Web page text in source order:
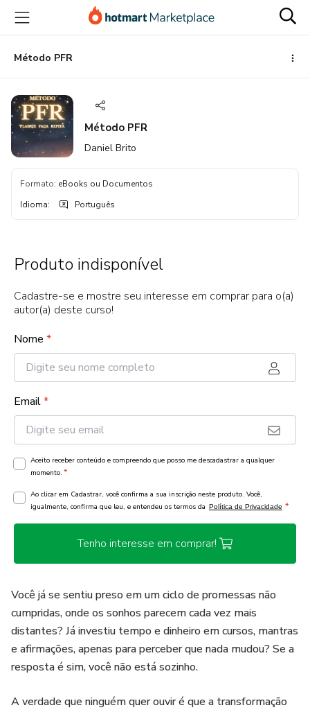
para
conteúdo
principal
para
pagamento
para
rodapéMétodo PFR
Método PFR
Daniel Brito
Formato: eBooks ou Documentos
Idioma: Português
Produto indisponível
Cadastre-se e mostre seu interesse em comprar para o(a)
autor(a) deste curso!
Nome *
Email*
Aceito receber conteúdo e compreendo que posso me descadastrar a qualquer
momento. *
Ao clicar em Cadastrar, você confirma a sua inscrição neste produto. Você,
igualmente, confirma que leu, e entendeu os termos da Política de Privacidade *
Tenho interesse em comprar!
Você já se sentiu preso em um ciclo de promessas não
cumpridas, onde os sonhos parecem cada vez mais
distantes? Já investiu tempo e dinheiro em cursos, mantras
e afirmações, apenas para perceber que nada mudou? Se a
resposta é sim, você não está sozinho.
A verdade que ninguém quer ouvir é que a transformação